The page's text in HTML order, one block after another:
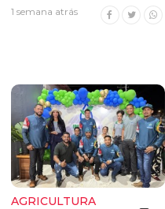
1 semana atrás
AGRICULTURA